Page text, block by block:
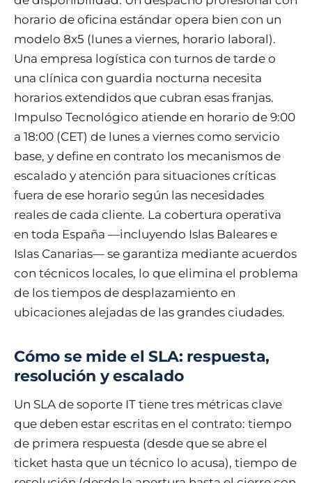
horario de oficina estándar opera bien con un
modelo 8x5 (lunes a viernes, horario laboral).
Una empresa logística con turnos de tarde o
una clínica con guardia nocturna necesita
horarios extendidos que cubran esas franjas.
Impulso Tecnológico atiende en horario de 9:00
a 18:00 (CET) de lunes a viernes como servicio
base, y define en contrato los mecanismos de
escalado y atención para situaciones críticas
fuera de ese horario según las necesidades
reales de cada cliente. La cobertura operativa
en toda España —incluyendo Islas Baleares e
Islas Canarias— se garantiza mediante acuerdos
con técnicos locales, lo que elimina el problema
de los tiempos de desplazamiento en
ubicaciones alejadas de las grandes ciudades.
Cómo se mide el SLA: respuesta,
resolución y escalado
Un SLA de soporte IT tiene tres métricas clave
que deben estar escritas en el contrato: tiempo
de primera respuesta (desde que se abre el
ticket hasta que un técnico lo acusa), tiempo de